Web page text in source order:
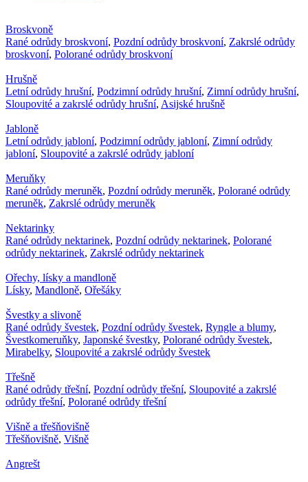
Broskvoně
Rané odrůdy broskvoní, Pozdní odrůdy broskvoní, Zakrslé odrůdy
broskvoní, Polorané odrůdy broskvoní
Hrušně
Letní odrůdy hrušní, Podzimní odrůdy hrušní, Zimní odrůdy hrušní,
Sloupovité a zakrslé odrůdy hrušní, Asijské hrušně
Jabloně
Letní odrůdy jabloní, Podzimní odrůdy jabloní, Zimní odrůdy
jabloní, Sloupovité a zakrslé odrůdy jabloní
Meruňky
Rané odrůdy meruněk, Pozdní odrůdy meruněk, Polorané odrůdy
meruněk, Zakrslé odrůdy meruněk
Nektarinky
Rané odrůdy nektarinek, Pozdní odrůdy nektarinek, Polorané
odrůdy nektarinek, Zakrslé odrůdy nektarinek
Ořechy, lísky a mandloně
Lísky, Mandloně, Ořešáky
Švestky a slivoně
Rané odrůdy švestek, Pozdní odrůdy švestek, Ryngle a blumy,
Švestkomeruňky, Japonské švestky, Polorané odrůdy švestek,
Mirabelky, Sloupovité a zakrslé odrůdy švestek
Třešně
Rané odrůdy třešní, Pozdní odrůdy třešní, Sloupovité a zakrslé
odrůdy třešní, Polorané odrůdy třešní
Višně a třešňovišně
Třešňovišně, Višně
Angrešt